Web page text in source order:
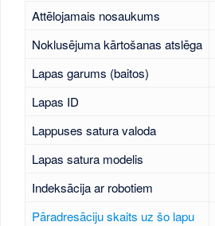
Attēlojamais nosaukums
Noklusējuma kārtošanas atslēga
Lapas garums (baitos)
Lapas ID
Lappuses satura valoda
Lapas satura modelis
Indeksācija ar robotiem
Pāradresāciju skaits uz šo lapu